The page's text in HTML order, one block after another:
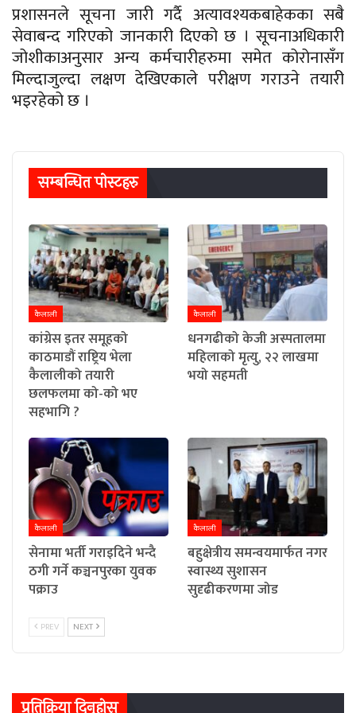
प्रशासनले सूचना जारी गर्दै अत्यावश्यकबाहेकका सबै
सेवाबन्द गरिएको जानकारी दिएको छ । सूचनाअधिकारी
जोशीकाअनुसार अन्य कर्मचारीहरुमा समेत कोरोनासँग
मिल्दाजुल्दा लक्षण देखिएकाले परीक्षण गराउने तयारी
भइरहेको छ ।
सम्बन्धित पाेस्टहरु
कैलाली
कांग्रेस इतर समूहको
काठमाडौं राष्ट्रिय भेला
कैलालीको तयारी
छलफलमा को-को भए
सहभागि ?
कैलाली
धनगढीको केजी अस्पतालमा
महिलाको मृत्यु, २२ लाखमा
भयो सहमती
कैलाली
सेनामा भर्ती गराइदिने भन्दै
ठगी गर्ने कञ्चनपुरका युवक
पक्राउ
कैलाली
बहुक्षेत्रीय समन्वयमार्फत नगर
स्वास्थ्य सुशासन
सुदृढीकरणमा जोड
PREV NEXT
प्रतिक्रिया दिनुहोस